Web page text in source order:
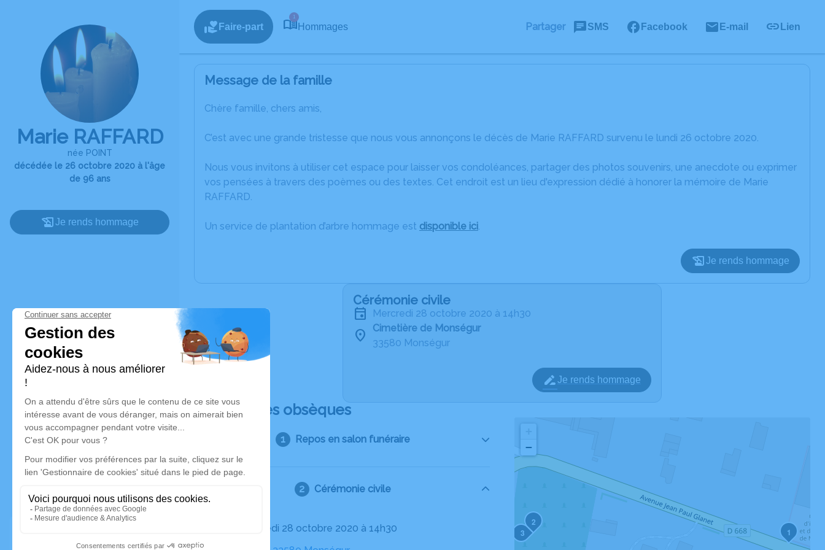
Marie RAFFARD
née POINT
décédée le 26 octobre 2020 à l'âge
de 96 ans
Je rends hommage
Faire-part
1
Hommages Partager SMS Facebook E-mail Lien
Message de la famille
Chère famille, chers amis,
C’est avec une grande tristesse que nous vous annonçons le décès de Marie RAFFARD survenu le lundi 26 octobre 2020.
Nous vous invitons à utiliser cet espace pour laisser vos condoléances, partager des photos souvenirs, une anecdote ou exprimer
vos pensées à travers des poèmes ou des textes. Cet endroit est un lieu d'expression dédié à honorer la mémoire de Marie
RAFFARD.
Un service de plantation d’arbre hommage est disponible ici.
Je rends hommage
Cérémonie civile
mercredi 28 octobre 2020 à 14h30
Cimetière de Monségur
33580 Monségur
Je rends hommage
Déroulé des obsèques
Repos en salon funéraire
Cérémonie civile
Le mercredi 28 octobre 2020 à 14h30
1
2
3
−